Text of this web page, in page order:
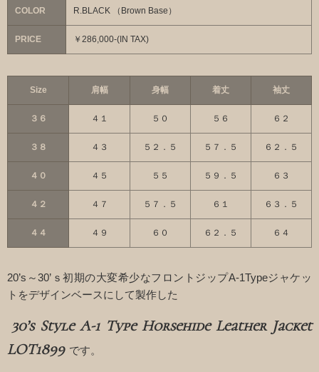
COLOR R.BLACK （Brown Base）
PRICE ￥286,000-(IN TAX)
Size 肩幅 身幅 着丈 袖丈
３６ ４１ ５０ ５６ ６２
３８ ４３ ５２．５ ５７．５ ６２．５
４０ ４５ ５５ ５９．５ ６３
４２ ４７ ５７．５ ６１ ６３．５
４４ ４９ ６０ ６２．５ ６４
20’s～30’ｓ初期の大変希少なフロントジップA-1Typeジャケッ
トをデザインベースにして製作した
30’s Style A-1 Type Horsehide Leather Jacket
LOT1899 です。